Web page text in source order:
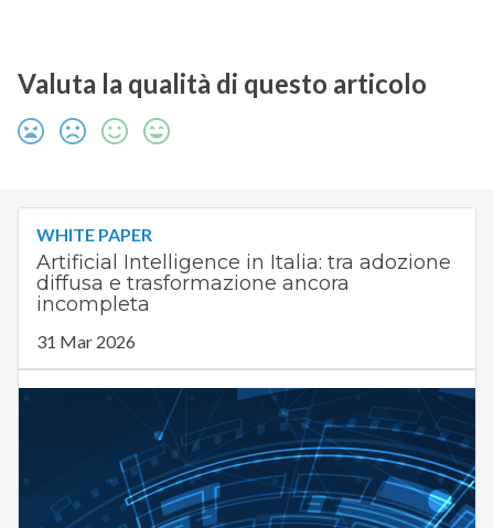
Valuta la qualità di questo articolo
WHITE PAPER
Artificial Intelligence in Italia: tra adozione
diffusa e trasformazione ancora
incompleta
31 Mar 2026